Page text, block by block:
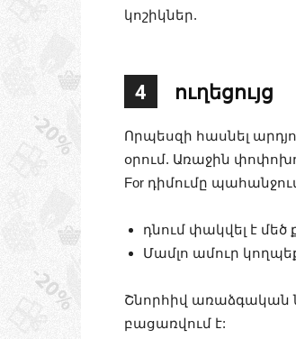
կոշիկներ.
4 ուղեցույց
Որպեսզի հասնել
օրում. Առաջին
For դիմումը
դնում փակվել է մեծ
Մամլո ամուր
Շնորհիվ առաձգական
բացառվում է: